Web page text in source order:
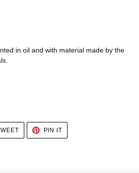
in oil and with material made by the
TWEET
TWITTER
PIN IT
PINTEREST